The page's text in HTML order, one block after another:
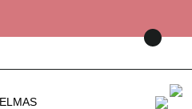
ELMAS